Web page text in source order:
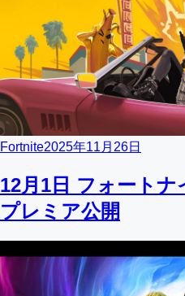
Fortnite2025年11月26日
12月1日 フォートナ
プレミア公開